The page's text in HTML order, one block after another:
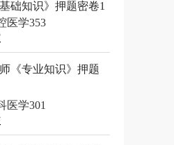
础知识》押题密卷1
医学353
《专业知识》押题
医学301